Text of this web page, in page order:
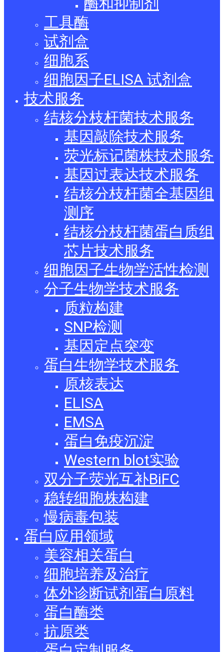
工具酶
试剂盒
细胞系
细胞因子ELISA 试剂盒
技术服务
结核分枝杆菌技术服务
基因敲除技术服务
荧光标记菌株技术服务
基因过表达技术服务
结核分枝杆菌全基因组
测序
结核分枝杆菌蛋白质组
芯片技术服务
细胞因子生物学活性检测
分子生物学技术服务
质粒构建
SNP检测
基因定点突变
蛋白生物学技术服务
原核表达
ELISA
EMSA
蛋白免疫沉淀
Western blot实验
双分子荧光互补BiFC
稳转细胞株构建
慢病毒包装
蛋白应用领域
美容相关蛋白
细胞培养及治疗
体外诊断试剂蛋白原料
蛋白酶类
抗原类